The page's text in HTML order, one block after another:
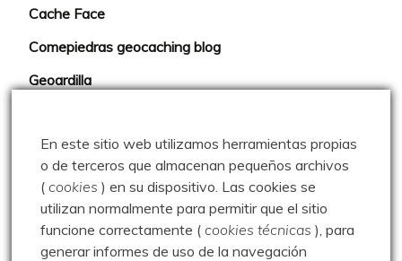
Cache Face
Comepiedras geocaching blog
Geoardilla
Geocaching Spain
Geocaching Valladolid
Trushoo Team
Vacaché: Las rutas de MJ y Javi
En este sitio web utilizamos herramientas propias
o de terceros que almacenan pequeños archivos
(cookies ) en su dispositivo. Las cookies se
utilizan normalmente para permitir que el sitio
funcione correctamente (cookies técnicas ), para
generar informes de uso de la navegación